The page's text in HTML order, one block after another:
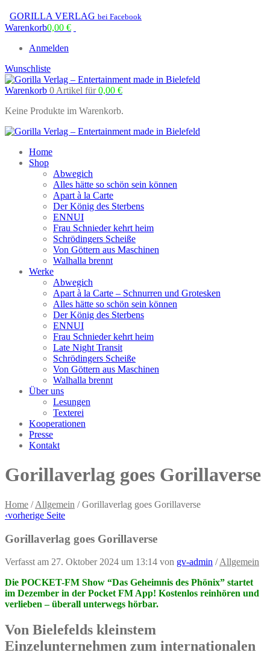
GORILLA VERLAG bei Facebook
Warenkorb0,00 €
Anmelden
Wunschliste
Warenkorb 0 Artikel für 0,00 €
Keine Produkte im Warenkorb.
Home
Shop
Abwegich
Alles hätte so schön sein können
Apart à la Carte
Der König des Sterbens
ENNUI
Frau Schnieder kehrt heim
Schrödingers Scheiße
Von Göttern aus Maschinen
Walhalla brennt
Werke
Abwegich
Apart à la Carte – Schnurren und Grotesken
Alles hätte so schön sein können
Der König des Sterbens
ENNUI
Frau Schnieder kehrt heim
Late Night Transit
Schrödingers Scheiße
Von Göttern aus Maschinen
Walhalla brennt
Über uns
Lesungen
Texterei
Kooperationen
Presse
Kontakt
Gorillaverlag goes Gorillaverse
Home / Allgemein / Gorillaverlag goes Gorillaverse
‹vorherige Seite
Gorillaverlag goes Gorillaverse
Verfasst am 27. Oktober 2024 um 13:14 von gv-admin /Allgemein
Die POCKET-FM Show “Das Geheimnis des Phönix” startet
im Dezember in der Pocket FM App! Kostenlos reinhören und
verlieben – überall unterwegs hörbar.
Von Bielefelds kleinstem
Einzelunternehmen zum internationalen